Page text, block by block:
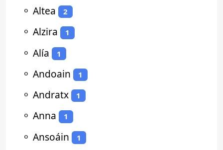
⚬ Altea 2
⚬ Alzira 1
⚬ Alía 1
⚬ Andoain 1
⚬ Andratx 1
⚬ Anna 1
⚬ Ansoáin 1